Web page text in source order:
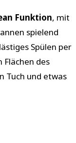
Funktion, mit
spielend
Spülen per
Flächen des
Tuch und etwas